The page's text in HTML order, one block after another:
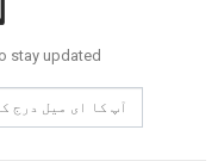
stay updated.